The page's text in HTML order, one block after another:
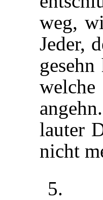
weg,
Jeder,
lauter
nicht
5.